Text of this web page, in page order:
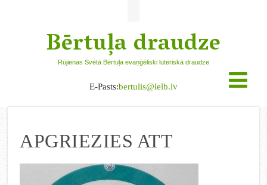
Bērtuļa draudze
Rūjienas Svētā Bērtuļa evaņģēliski luteriskā draudze
E-Pasts:bertulis@lelb.lv
APGRIEZIES ATT